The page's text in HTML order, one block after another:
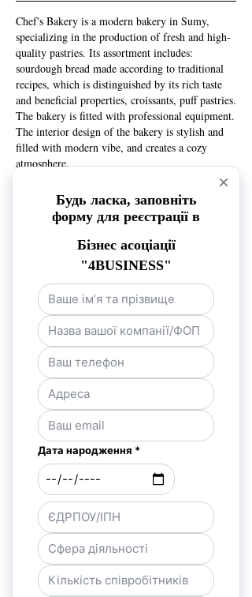
Chef's Bakery is a modern bakery in Sumy,
specializing in the production of fresh and high-
quality pastries. Its assortment includes:
sourdough bread made according to traditional
recipes, which is distinguished by its rich taste
and beneficial properties, croissants, puff pastries.
The bakery is fitted with professional equipment.
The interior design of the bakery is stylish and
filled with modern vibe, and creates a cozy
atmosphere.
Що потрібно для розвитку?
Український ринок крафтового хліба має